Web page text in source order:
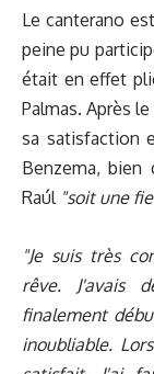
Le canterano
peine pu
était en effet
Palmas. Après
sa satisfaction
Benzema,
Raúl "soit une
"Je suis très
rêve. J'avais
finalement
inoubliable.